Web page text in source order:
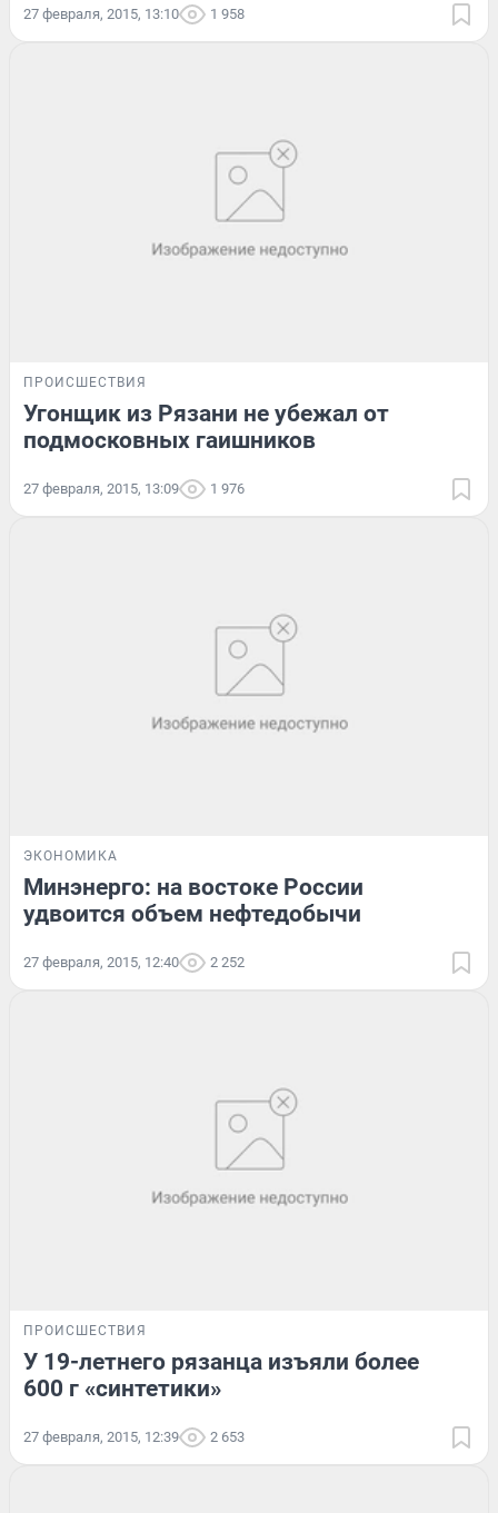
27 февраля, 2015, 13:10 1 958
ПРОИСШЕСТВИЯ
Угонщик из Рязани не убежал от
подмосковных гаишников
27 февраля, 2015, 13:09 1 976
ЭКОНОМИКА
Минэнерго: на востоке России
удвоится объем нефтедобычи
27 февраля, 2015, 12:40 2 252
ПРОИСШЕСТВИЯ
У 19-летнего рязанца изъяли более
600 г «синтетики»
27 февраля, 2015, 12:39 2 653